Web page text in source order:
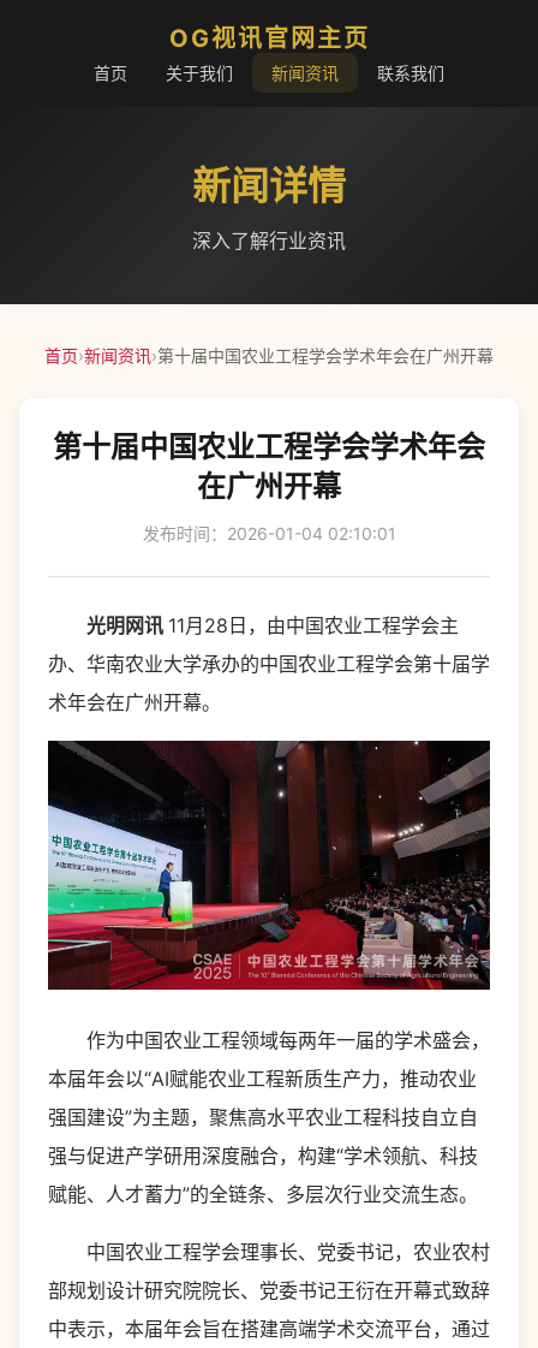
OG视讯官网主页
首页 关于我们 新闻资讯 联系我们
新闻详情
深入了解行业资讯
首页›新闻资讯›第十届中国农业工程学会学术年会在广州开幕
第十届中国农业工程学会学术年会
在广州开幕
发布时间：2026-01-04 02:10:01
光明网讯 11月28日，由中国农业工程学会主
办、华南农业大学承办的中国农业工程学会第十届学
术年会在广州开幕。
作为中国农业工程领域每两年一届的学术盛会，
本届年会以“AI赋能农业工程新质生产力，推动农业
强国建设”为主题，聚焦高水平农业工程科技自立自
强与促进产学研用深度融合，构建“学术领航、科技
赋能、人才蓄力”的全链条、多层次行业交流生态。
中国农业工程学会理事长、党委书记，农业农村
部规划设计研究院院长、党委书记王衍在开幕式致辞
中表示，本届年会旨在搭建高端学术交流平台，通过